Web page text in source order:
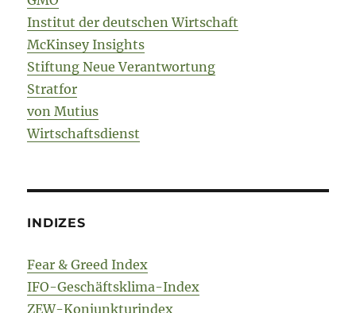
Institut der deutschen Wirtschaft
McKinsey Insights
Stiftung Neue Verantwortung
Stratfor
von Mutius
Wirtschaftsdienst
INDIZES
Fear & Greed Index
IFO-Geschäftsklima-Index
ZEW-Konjunkturindex